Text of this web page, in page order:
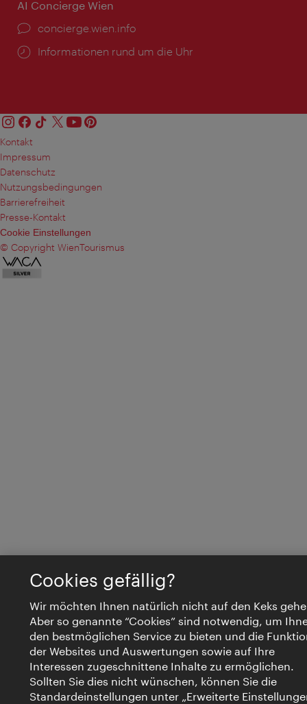
AI Concierge Wien
Ort:
concierge.wien.info
Öffnungszeiten:
Informationen rund um die Uhr
Kontakt
Impressum
Datenschutz
Nutzungsbedingungen
Barrierefreiheit
Presse-Kontakt
Cookie Einstellungen
© Copyright WienTourismus
Cookies gefällig?
Wir möchten Ihnen natürlich nicht auf den Keks
Aber so genannte “Cookies” sind notwendig, um
den bestmöglichen Service zu bieten und die
der Websites und Auswertungen sowie auf Ihre
Interessen zugeschnittene Inhalte zu ermöglichen.
Sollten Sie dies nicht wünschen, können Sie die
Standardeinstellungen unter „Erweiterte